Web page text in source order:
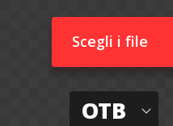
Scegli i file
OTB